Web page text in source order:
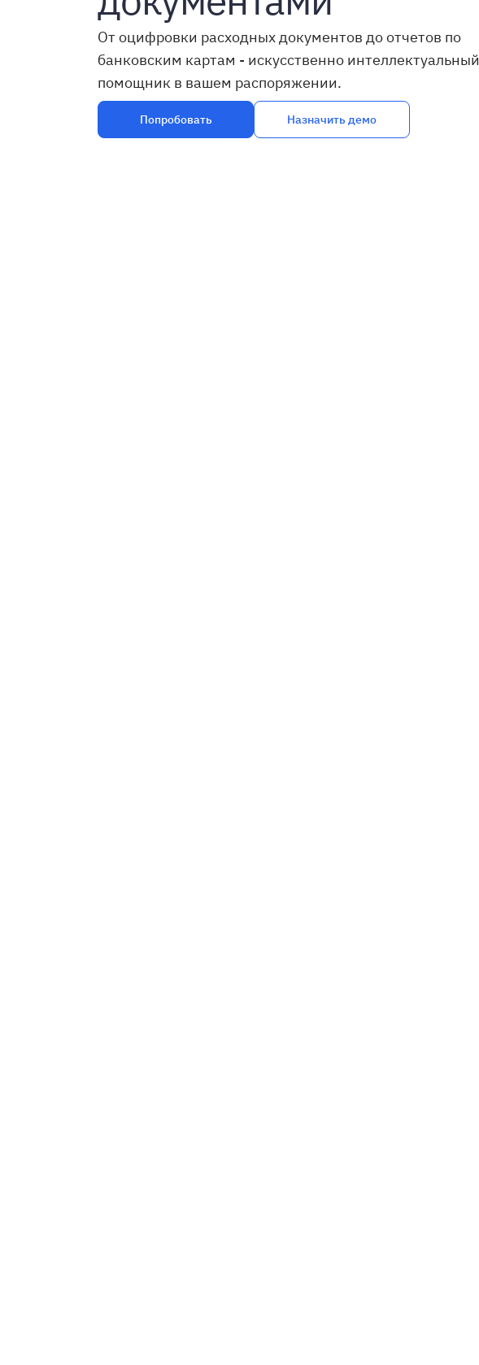
От оцифровки расходных документов до отчетов по
банковским картам - искусственно интеллектуальный
помощник в вашем распоряжении.
Попробовать Назначить демо